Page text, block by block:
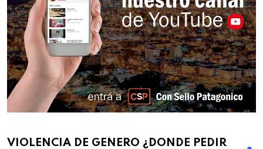
VIOLENCIA DE GENERO ¿DONDE PEDIR